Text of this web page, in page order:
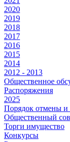
2020
2019
2018
2017
2016
2015
2014
2012 - 2013
Общественное
Распоряжения
2025
Порядок отмены
Общественный
Торги имущество
Конкурсы